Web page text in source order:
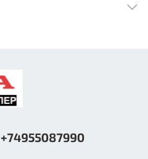
+74955087990